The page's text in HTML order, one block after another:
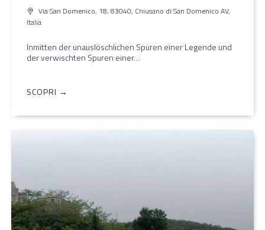
Via San Domenico, 18, 83040, Chiusano di San Domenico AV,
Italia
Inmitten der unauslöschlichen Spuren einer Legende und
der verwischten Spuren einer…
SCOPRI →